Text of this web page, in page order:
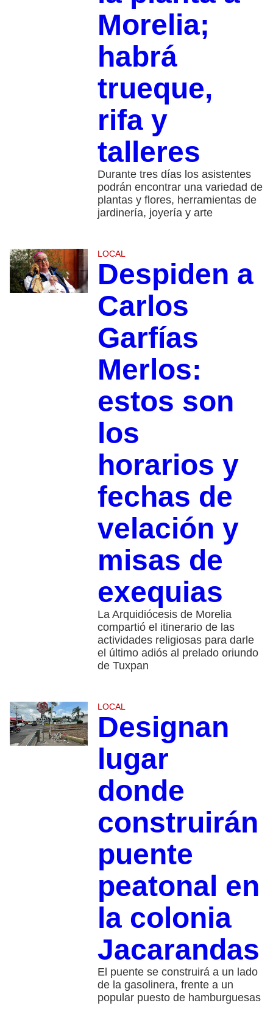
Morelia;
habrá
trueque,
rifa y
talleres
Durante tres días los asistentes
podrán encontrar una variedad de
plantas y flores, herramientas de
jardinería, joyería y arte
LOCAL
Despiden a
Carlos
Garfías
Merlos:
estos son
los
horarios y
fechas de
velación y
misas de
exequias
La Arquidiócesis de Morelia
compartió el itinerario de las
actividades religiosas para darle
el último adiós al prelado oriundo
de Tuxpan
LOCAL
Designan
lugar
donde
construirán
puente
peatonal en
la colonia
Jacarandas
El puente se construirá a un lado
de la gasolinera, frente a un
popular puesto de hamburguesas